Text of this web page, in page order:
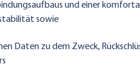
und einer
sowie
Daten zu dem Zweck,